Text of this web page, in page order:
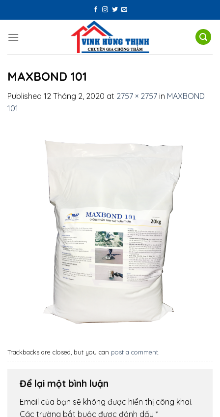
to
MAXBOND 101
Published 12 Tháng 2, 2020 at 2757 × 2757 in MAXBOND
101
Trackbacks are closed, but you can post a comment.
Để lại một bình luận
Email của bạn sẽ không được hiển thị công khai.
Các trường bắt buộc được đánh dấu *